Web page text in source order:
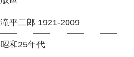
滝平二郎 1921-2009
昭和25年代